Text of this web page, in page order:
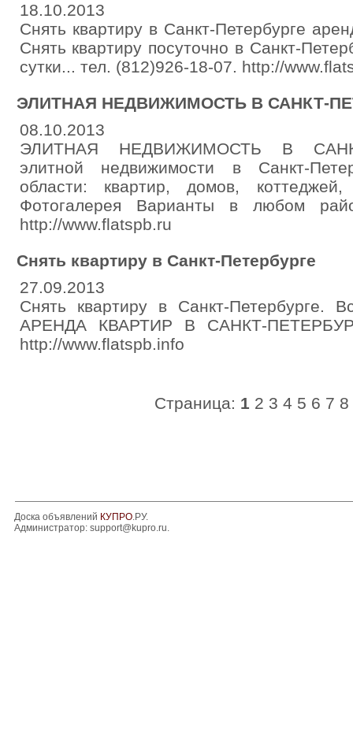
18.10.2013
Снять квартиру в Санкт-Петербурге
Снять квартиру посуточно в Санкт-
сутки... тел. (812)926-18-07. http://
ЭЛИТНАЯ НЕДВИЖИМОСТЬ В САНКТ-
08.10.2013
ЭЛИТНАЯ НЕДВИЖИМОСТЬ В
элитной недвижимости в Санкт-
области: квартир, домов, коттеджей,
Фотогалерея Варианты в любом
http://www.flatspb.ru
Снять квартиру в Санкт-Петербурге
27.09.2013
Снять квартиру в Санкт-
АРЕНДА КВАРТИР В САНКТ-
http://www.flatspb.info
Страница: 1 2 3 4 5 6 7 8
Доска объявлений КУПРО.РУ.
Администратор: support@kupro.ru.